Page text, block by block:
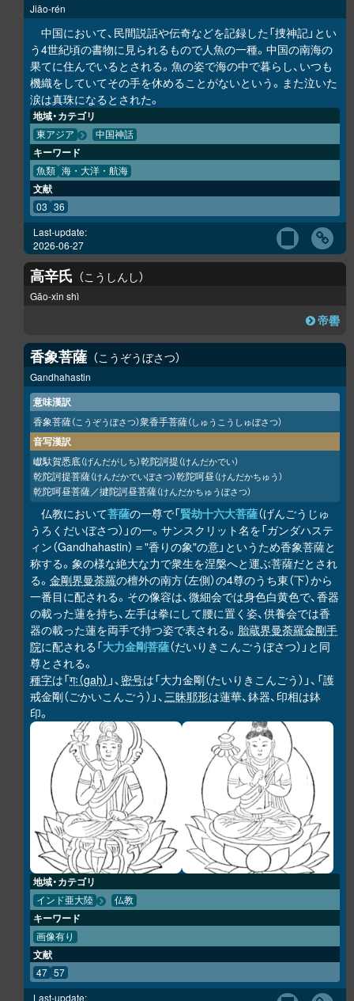
Jiāo-rén
中国において、民間説話や伝奇などを記録した「捜神記」とい
う4世紀頃の書物に見られるもので人魚の一種。中国の南海の
果てに住んでいるとされる。魚の姿で海の中で暮らし、いつも
機織をしていてその手を休めることがないという。また泣いた
涙は真珠になるとされた。
地域・カテゴリ
東アジア 中国神話
キーワード
魚類 海・大洋・航海
文献
03 36
Last-update:
2026-06-27
高辛氏 こうしんし
Gāo-xin shì
帝嚳
香象菩薩 こうぞうぼさつ
Gandhahastin
意味漢訳
香象菩薩（こうぞうぼさつ）衆香手菩薩（しゅうこうしゅぼさつ）
音写漢訳
巘馱賀悉底（げんだがしち）乾陀訶提（けんだかでい）
乾陀訶提菩薩（けんだかでいぼさつ）乾陀呵昼（けんだかちゅう）
乾陀呵昼菩薩／揵陀訶昼菩薩（けんだかちゅうぼさつ）
仏教において菩薩の一尊で「賢劫十六大菩薩（げんごうじゅ
うろくだいぼさつ）」の一。サンスクリット名を「ガンダハステ
ィン（Gandhahastin）＝"香りの象"の意」というため香象菩薩と
称する。象の様な絶大な力で衆生を涅槃へと運ぶ菩薩だとされ
る。 金剛界曼荼羅の檀外の南方（左側）の4尊のうち東（下）から
一番目に配される。その像容は、微細会では身色白黄色で、香器
の載った蓮を持ち、左手は拳にして腰に置く姿、供養会では香
器の載った蓮を両手で持つ姿で表される。 胎蔵界曼荼羅金剛手
院に配される「大力金剛菩薩（だいりきこんごうぼさつ）」と同
尊とされる。
種字は「गः（gaḥ） 」、 密号は「大力金剛（たいりきこんごう）」、「護
戒金剛（ごかいこんごう）」、三昧耶形は蓮華、鉢器、印相は鉢
印。
地域・カテゴリ
インド亜大陸 仏教
キーワード
画像有り
文献
47 57
Last-update: